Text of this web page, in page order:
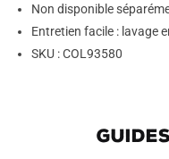
Non disponible
Entretien facile : lavage
SKU : COL93580